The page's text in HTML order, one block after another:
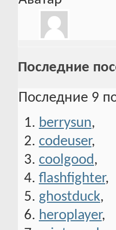
Последние
Последние 9
berrysun,
codeuser,
coolgood,
flashfighter,
ghostduck,
heroplayer,